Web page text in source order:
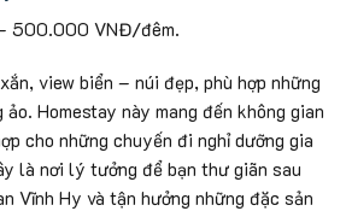
500.000 VNĐ/đêm.
view biển – núi đẹp, phù hợp những
Homestay này mang đến không gian
cho những chuyến đi nghỉ dưỡng gia
là nơi lý tưởng để bạn thư giãn sau
Vĩnh Hy và tận hưởng những đặc sản